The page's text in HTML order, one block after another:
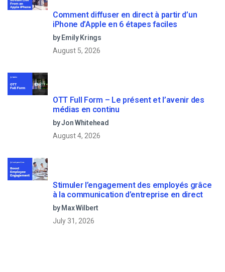
Comment diffuser en direct à partir d’un
iPhone d’Apple en 6 étapes faciles
by Emily Krings
August 5, 2026
OTT Full Form – Le présent et l’avenir des
médias en continu
by Jon Whitehead
August 4, 2026
Stimuler l’engagement des employés grâce
à la communication d’entreprise en direct
by Max Wilbert
July 31, 2026